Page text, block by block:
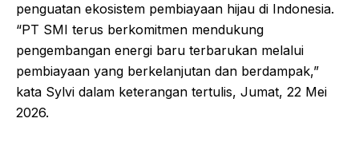
penguatan ekosistem pembiayaan hijau di Indonesia.
“PT SMI terus berkomitmen mendukung
pengembangan energi baru terbarukan melalui
pembiayaan yang berkelanjutan dan berdampak,”
kata Sylvi dalam keterangan tertulis, Jumat, 22 Mei
2026.